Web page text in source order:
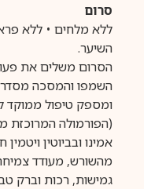
סרום
ללא מלחים • ללא
השיער.
הסרום משלים את
השמפו והמסכה מסדרת
(הפורמולה המרוכזת
אמינו ובביוטין
מהשורש, מעודד
גמישות, רכות וברק